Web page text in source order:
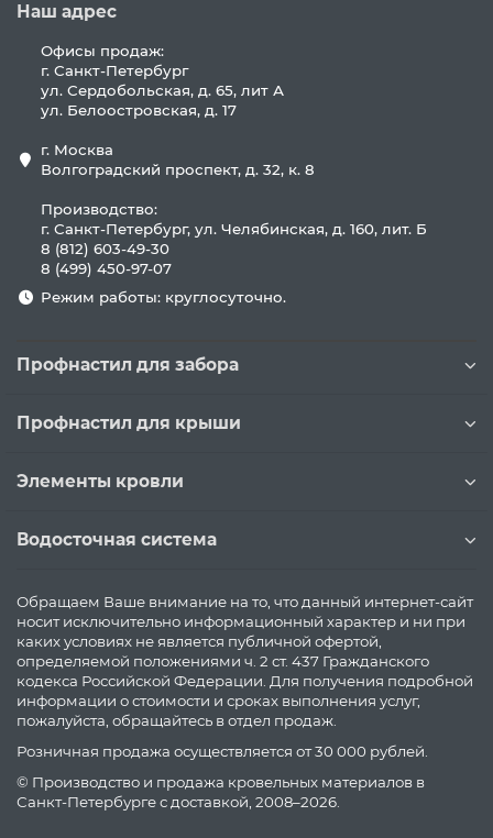
Наш адрес
Офисы продаж:
г. Санкт-Петербург
ул. Сердобольская, д. 65, лит А
ул. Белоостровская, д. 17
г. Москва
Волгоградский проспект, д. 32, к. 8
Производство:
г. Санкт-Петербург, ул. Челябинская, д. 160, лит. Б
8 (812) 603-49-30
8 (499) 450-97-07
Режим работы: круглосуточно.
Профнастил для забора
Профнастил для крыши
Элементы кровли
Водосточная система
Обращаем Ваше внимание на то, что данный интернет-сайт
носит исключительно информационный характер и ни при
каких условиях не является публичной офертой,
определяемой положениями ч. 2 ст. 437 Гражданского
кодекса Российской Федерации. Для получения подробной
информации о стоимости и сроках выполнения услуг,
пожалуйста, обращайтесь в отдел продаж.
Розничная продажа осуществляется от 30 000 рублей.
© Производство и продажа кровельных материалов в
Санкт-Петербурге с доставкой, 2008–2026.